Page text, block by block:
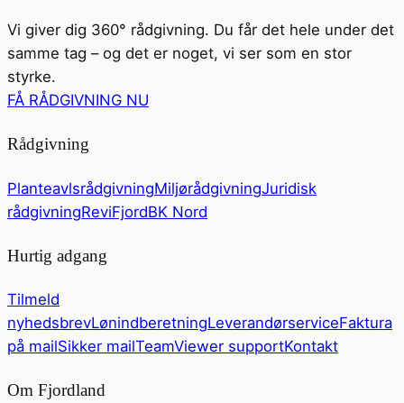
Vi giver dig 360° rådgivning. Du får det hele under det
samme tag – og det er noget, vi ser som en stor
styrke.
FÅ RÅDGIVNING NU
Rådgivning
PlanteavlsrådgivningMiljørådgivningJuridisk
rådgivningReviFjordBK Nord
Hurtig adgang
Tilmeld
nyhedsbrevLønindberetningLeverandørserviceFaktura
på mailSikker mailTeamViewer supportKontakt
Om Fjordland